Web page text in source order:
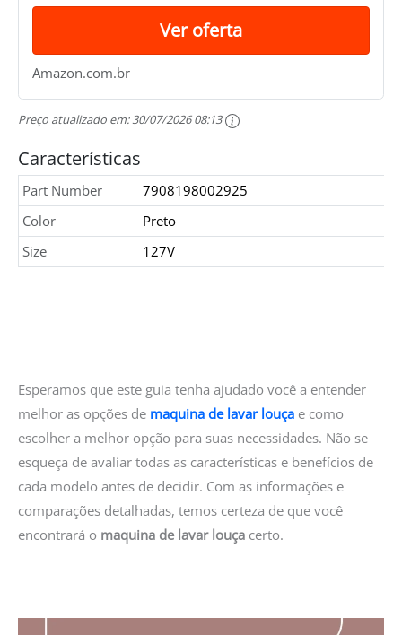
Ver oferta
Amazon.com.br
Preço atualizado em:30/07/2026 08:13
Características
Part Number
7908198002925
Color
Preto
Size
127V
Esperamos que este guia tenha ajudado você a entender
melhor as opções de maquina de lavar louça e como
escolher a melhor opção para suas necessidades. Não se
esqueça de avaliar todas as características e benefícios de
cada modelo antes de decidir. Com as informações e
comparações detalhadas, temos certeza de que você
encontrará o maquina de lavar louça certo.